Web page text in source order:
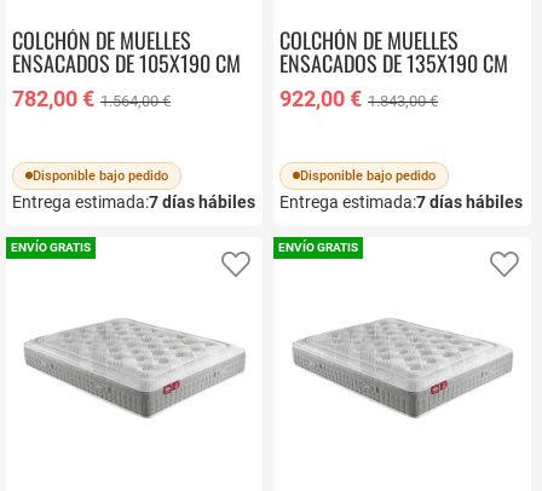
COLCHÓN DE MUELLES
ENSACADOS DE 105X190 CM
PIKOLIN SLEEP CM11868
782,00 € 1.564,00 €
Disponible bajo pedido
Entrega estimada:7días hábiles
COLCHÓN DE MUELLES
ENSACADOS DE 135X190 CM
PIKOLIN SLEEP CM11868
922,00 € 1.843,00 €
Disponible bajo pedido
Entrega estimada:7días hábiles
ENVÍO GRATIS
Añadir a favoritos
ENVÍO GRATIS